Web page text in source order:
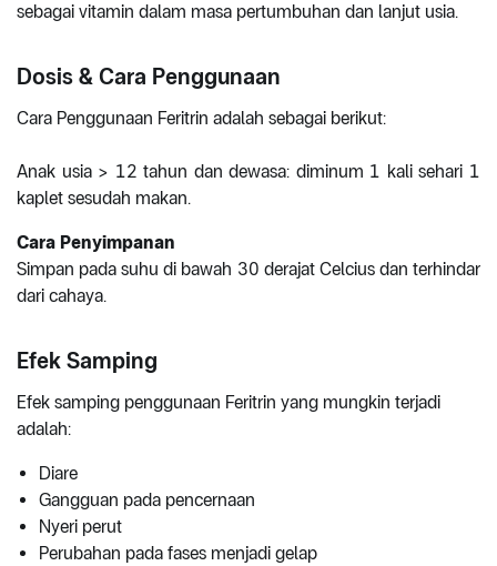
sebagai vitamin dalam masa pertumbuhan dan lanjut usia.
Dosis & Cara Penggunaan
Cara Penggunaan Feritrin adalah sebagai berikut:
Anak usia > 12 tahun dan dewasa: diminum 1 kali sehari 1
kaplet sesudah makan.
Cara Penyimpanan
Simpan pada suhu di bawah 30 derajat Celcius dan terhindar
dari cahaya.
Efek Samping
Efek samping penggunaan Feritrin yang mungkin terjadi
adalah:
Diare
Gangguan pada pencernaan
Nyeri perut
Perubahan pada fases menjadi gelap